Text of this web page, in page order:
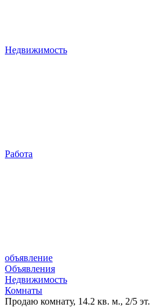
Недвижимость
Работа
объявление
Объявления
Недвижимость
Комнаты
Продаю комнату, 14.2 кв. м., 2/5 эт.